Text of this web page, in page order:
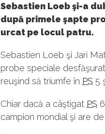
Sebastien Loeb şi-a
după primele şapte
urcat pe locul patru.
Sebastien Loeb şi Jari
probe speciale
reuşind să triumfe în PS 5
Chiar dacă a câştigat PS
campion mondial şi are